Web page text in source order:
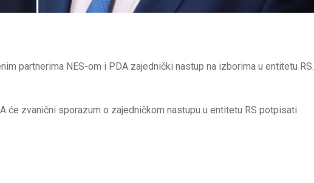
partnerima NES-om i PDA zajednički nastup na izborima u entitetu RS.
će zvanični sporazum o zajedničkom nastupu u entitetu RS potpisati